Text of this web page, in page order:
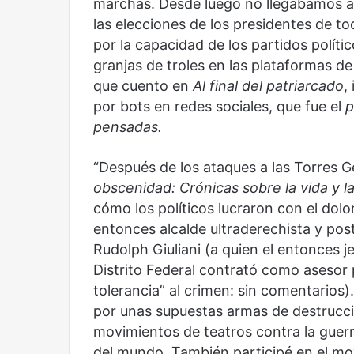
marchas. Desde luego no llegábamos
las elecciones de los presidentes de
por la capacidad de los partidos
granjas de troles en las plataformas
que cuento enAl final del patriarcado,
por bots en redes sociales, que fue el
pensadas.
“Después de los ataques a las Torres
obscenidad: Crónicas sobre la vida y
cómo los políticos lucraron con el
entonces alcalde ultraderechista y
Rudolph Giuliani (a quien el entonces
Distrito Federal contrató como asesor
tolerancia” al crimen: sin
por unas supuestas armas de
movimientos de teatros contra la
Nueva
droga